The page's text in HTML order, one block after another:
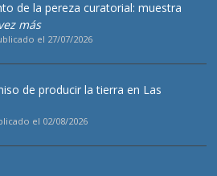
de la pereza curatorial: muestra
más
el 27/07/2026
de producir la tierra en Las
el 02/08/2026